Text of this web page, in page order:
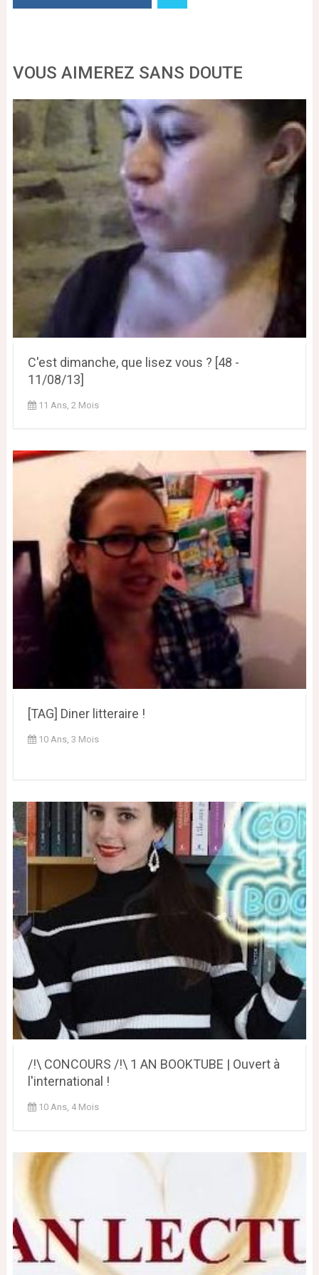
VOUS AIMEREZ SANS DOUTE
C'est dimanche, que lisez vous ? [48 -
11/08/13]
11 Ans, 2 Mois
[TAG] Diner litteraire !
10 Ans, 3 Mois
/!\ CONCOURS /!\ 1 AN BOOKTUBE | Ouvert à
l'international !
10 Ans, 4 Mois